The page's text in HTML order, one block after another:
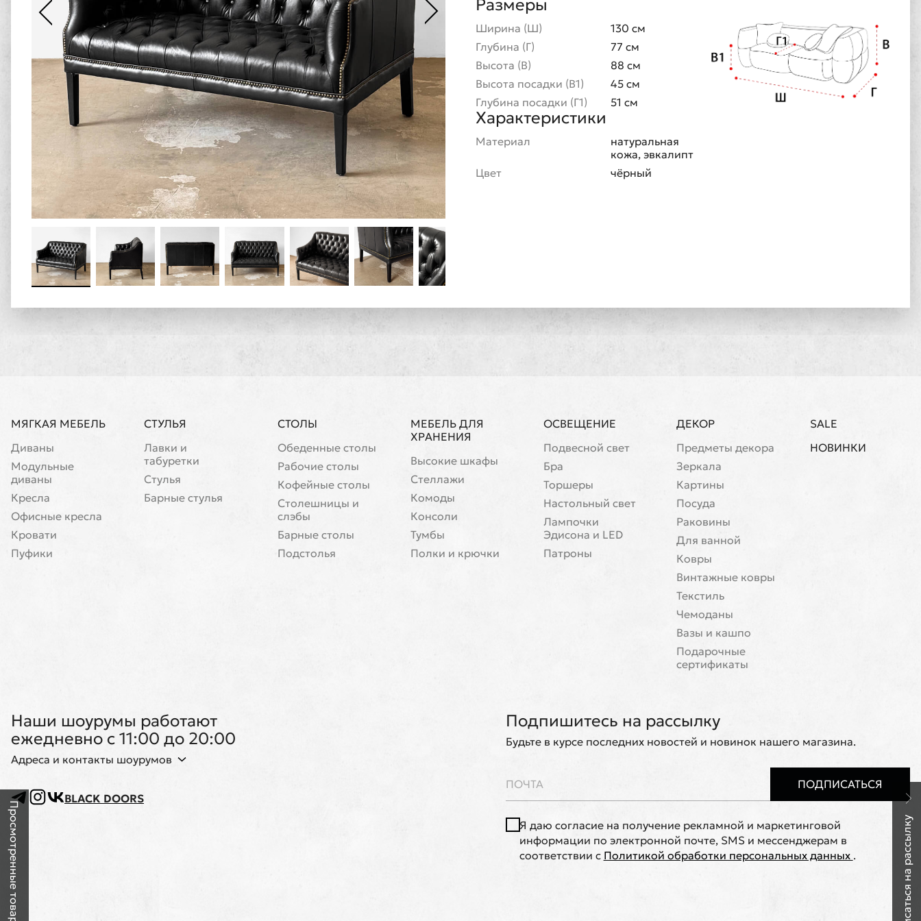
Размеры
Ширина (Ш)
130 см
Глубина (Г)
77 см
Высота (В)
88 см
Высота посадки (В1)
45 см
Глубина посадки (Г1)
51 см
Характеристики
Материал
натуральная
кожа, эвкалипт
Цвет
чёрный
МЯГКАЯ МЕБЕЛЬ
Диваны
Модульные
диваны
Кресла
Офисные кресла
Кровати
Пуфики
СТУЛЬЯ
Лавки и
табуретки
Стулья
Барные стулья
СТОЛЫ
Обеденные столы
Рабочие столы
Кофейные столы
Cтолешницы и
слэбы
Барные столы
Подстолья
МЕБЕЛЬ ДЛЯ
ХРАНЕНИЯ
Высокие шкафы
Стеллажи
Комоды
Консоли
Тумбы
Полки и крючки
ОСВЕЩЕНИЕ
Подвесной свет
Бра
Торшеры
Настольный свет
Лампочки
Эдисона и LED
Патроны
ДЕКОР
Предметы декора
Зеркала
Картины
Посуда
Раковины
Для ванной
Ковры
Винтажные ковры
Текстиль
Чемоданы
Вазы и кашпо
Подарочные
сертификаты
SALE
НОВИНКИ
Наши шоурумы работают
ежедневно с 11:00 до 20:00
Адреса и контакты шоурумов
BLACK DOORS
Подпишитесь на рассылку
Будьте в курсе последних новостей и новинок нашего магазина.
ПОДПИСАТЬСЯ
Я даю согласие на получение рекламной и маркетинговой
информации по электронной почте, SMS и мессенджерам в
соответствии с Политикой обработки персональных данных . Подписаться на рассылку
Просмотренные товары